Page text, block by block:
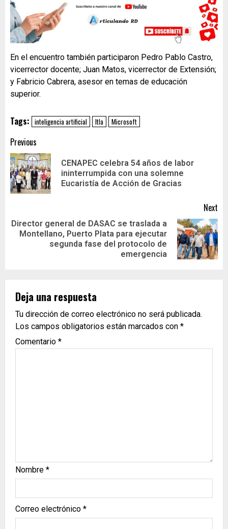
En el encuentro también participaron Pedro Pablo Castro,
vicerrector docente; Juan Matos, vicerrector de Extensión;
y Fabricio Cabrera, asesor en temas de educación
superior.
Tags: inteligencia artificial Itla Microsoft
Previous
CENAPEC celebra 54 años de labor
ininterrumpida con una solemne
Eucaristía de Acción de Gracias
Next
Director general de DASAC se traslada a
Montellano, Puerto Plata para ejecutar
segunda fase del protocolo de
emergencia
Deja una respuesta
Tu dirección de correo electrónico no será publicada.
Los campos obligatorios están marcados con *
Comentario *
Nombre *
Correo electrónico *